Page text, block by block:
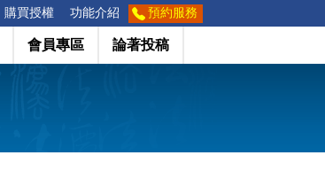
購買授權 功能介紹 預約服務
會員專區 論著投稿